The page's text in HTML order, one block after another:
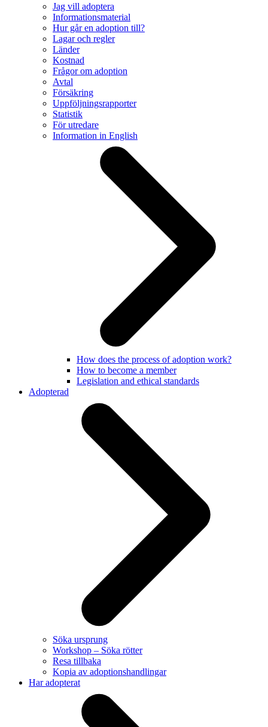
Jag vill adoptera
Informationsmaterial
Hur går en adoption till?
Lagar och regler
Länder
Kostnad
Frågor om adoption
Avtal
Försäkring
Uppföljningsrapporter
Statistik
För utredare
Information in English
How does the process of adoption work?
How to become a member
Legislation and ethical standards
Adopterad
Söka ursprung
Workshop – Söka rötter
Resa tillbaka
Kopia av adoptionshandlingar
Har adopterat